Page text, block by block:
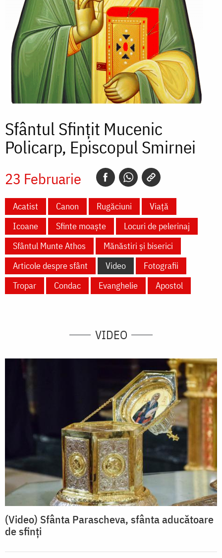
Sfântul Sfințit Mucenic
Policarp, Episcopul Smirnei
23 Februarie
Acatist Canon Rugăciuni
Viață
Icoane
Sfinte moaște
Locuri de pelerinaj
Sfântul Munte Athos
Mănăstiri și biserici
Articole despre sfânt
Video
Fotografii
Tropar
Condac Evanghelie Apostol
VIDEO
(Video) Sfânta Parascheva, sfânta aducătoare
de sfinți